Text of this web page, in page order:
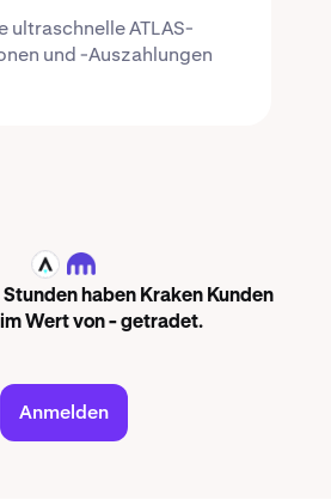
ultraschnelle ATLAS-
und -Auszahlungen
ATLAS
haben Kraken Kunden
Wert von - getradet.
Anmelden